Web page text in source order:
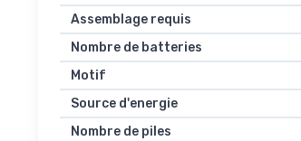
Assemblage requis
Nombre de batteries
Motif
Source d'energie
Nombre de piles